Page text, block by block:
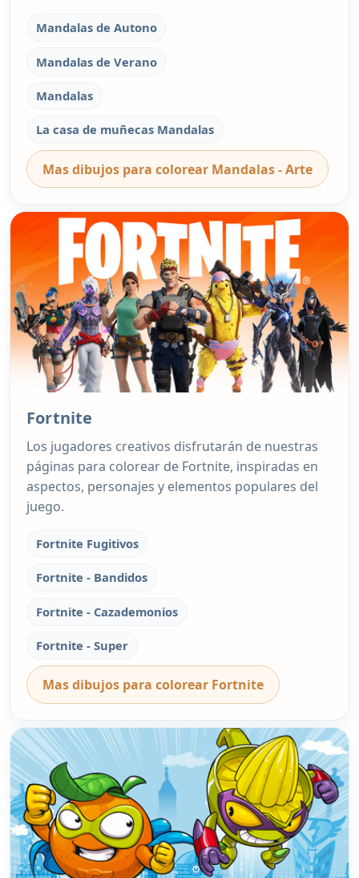
Mandalas de Autono
Mandalas de Verano
Mandalas
La casa de muñecas Mandalas
Mas dibujos para colorear Mandalas - Arte
Fortnite
Los jugadores creativos disfrutarán de nuestras
páginas para colorear de Fortnite, inspiradas en
aspectos, personajes y elementos populares del
juego.
Fortnite Fugitivos
Fortnite - Bandidos
Fortnite - Cazademonios
Fortnite - Super
Mas dibujos para colorear Fortnite